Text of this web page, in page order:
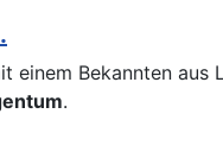
einem Bekannten
.